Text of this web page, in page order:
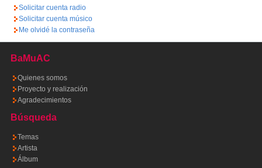
Solicitar cuenta radio
Solicitar cuenta músico
Me olvidé la contraseña
BaMuAC
Quienes somos
Proyecto y realización
Agradecimientos
Búsqueda
Temas
Artista
Álbum